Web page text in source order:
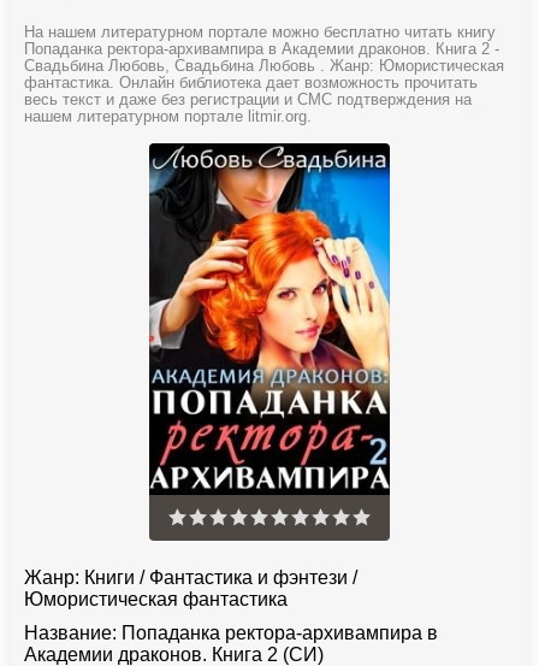
На нашем литературном портале можно бесплатно читать книгу
Попаданка ректора-архивампира в Академии драконов. Книга 2 -
Свадьбина Любовь, Свадьбина Любовь . Жанр: Юмористическая
фантастика. Онлайн библиотека дает возможность прочитать
весь текст и даже без регистрации и СМС подтверждения на
нашем литературном портале litmir.org.
Жанр: Книги / Фантастика и фэнтези /
Юмористическая фантастика
Название: Попаданка ректора-архивампира в
Академии драконов. Книга 2 (СИ)